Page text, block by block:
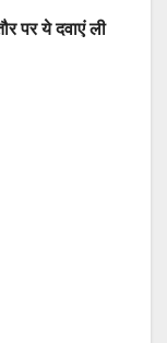
पर ये दवाएं ली